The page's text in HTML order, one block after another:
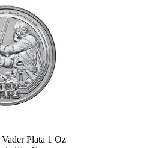
Plata 1 Oz